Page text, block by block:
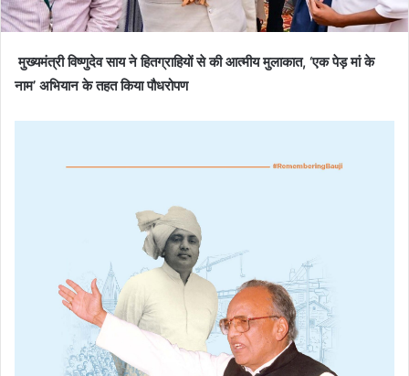
मुख्यमंत्री विष्णुदेव साय ने हितग्राहियों से की आत्मीय मुलाकात, ‘एक पेड़ मां के
नाम’ अभियान के तहत किया पौधरोपण